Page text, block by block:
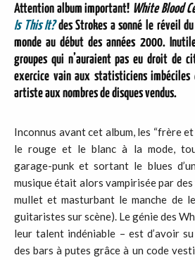
Attention album important! White Blood
Is This It?des Strokes a sonné le réveil
monde au début des années 2000.
groupes qui n’auraient pas eu droit de
exercice vain aux statisticiens
artiste aux nombres de disques vendus.
Inconnus avant cet album, les “frère
le rouge et le blanc à la mode,
garage-punk et sortant le blues
musique était alors vampirisée par
mullet et masturbant le manche de
guitaristes sur scène). Le génie des
leur talent indéniable – est d’avoir
des bars à putes grâce à un code